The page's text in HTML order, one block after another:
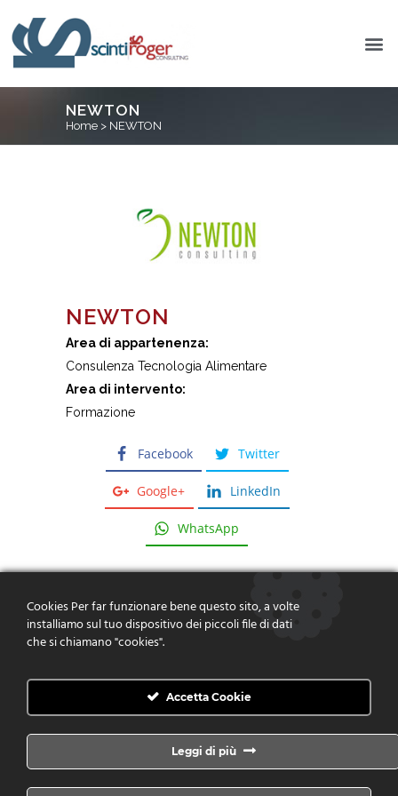
NEWTON
Home > NEWTON
NEWTON
Area di appartenenza:
Consulenza Tecnologia Alimentare
Area di intervento:
Formazione
Facebook Twitter
Google+ LinkedIn
WhatsApp
creare valore
CONTATTACI
Cookies Per far funzionare bene questo sito, a volte
installiamo sul tuo dispositivo dei piccoli file di dati
che si chiamano "cookies".
Accetta Cookie
Leggi di più